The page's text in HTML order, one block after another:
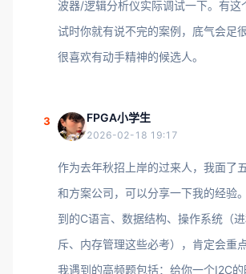
波器/逻辑分析仪实际调试一下。有这
试时你就有说不完的案例，底气会足
很喜欢有动手精神的候选人。
3 FPGA小学生
2026-02-18 19:17
作为去年秋招上岸的过来人，我面了
和方案公司，可以分享一下我的经验
到的C语言、数据结构、操作系统（
斥、内存管理这些必考），肯定会重
我遇到的高频题包括：给你一个I2C